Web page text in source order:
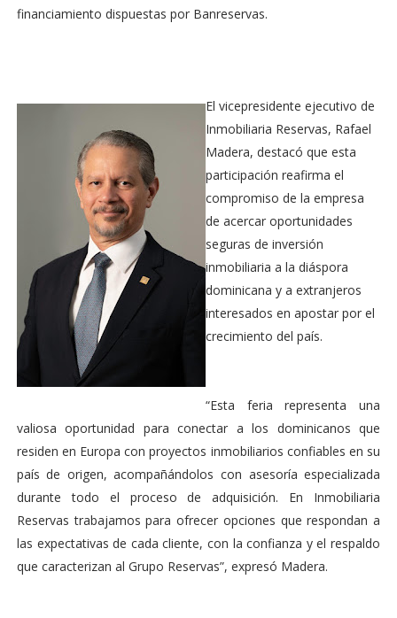
financiamiento dispuestas por Banreservas.
El vicepresidente ejecutivo de
Inmobiliaria Reservas, Rafael
Madera, destacó que esta
participación reafirma el
compromiso de la empresa
de acercar oportunidades
seguras de inversión
inmobiliaria a la diáspora
dominicana y a extranjeros
interesados en apostar por el
crecimiento del país.
“Esta feria representa una
valiosa oportunidad para conectar a los dominicanos que
residen en Europa con proyectos inmobiliarios confiables en su
país de origen, acompañándolos con asesoría especializada
durante todo el proceso de adquisición. En Inmobiliaria
Reservas trabajamos para ofrecer opciones que respondan a
las expectativas de cada cliente, con la confianza y el respaldo
que caracterizan al Grupo Reservas”, expresó Madera.